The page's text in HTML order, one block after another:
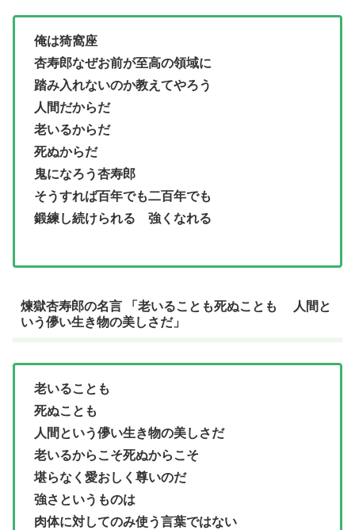
俺は猗窩座
杏寿郎なぜお前が至高の領域に
踏み入れないのか教えてやろう
人間だからだ
老いるからだ
死ぬからだ
鬼になろう杏寿郎
そうすれば百年でも二百年でも
鍛練し続けられる 強くなれる
煉獄杏寿郎の名言 「老いることも死ぬことも 人間と
いう儚い生き物の美しさだ」
老いることも
死ぬことも
人間という儚い生き物の美しさだ
老いるからこそ死ぬからこそ
堪らなく愛おしく尊いのだ
強さというものは
肉体に対してのみ使う言葉ではない